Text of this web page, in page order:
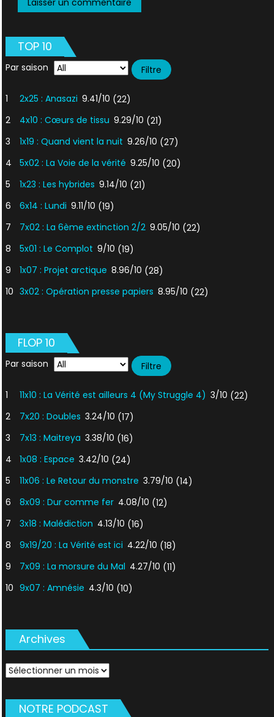
TOP 10
Par saison
1 2x25 : Anasazi 9.41/10 (22)
2
4x10 : Cœurs de tissu 9.29/10 (21)
3
1x19 : Quand vient la nuit 9.26/10 (27)
4
5x02 : La Voie de la vérité 9.25/10 (20)
5
1x23 : Les hybrides 9.14/10 (21)
6
6x14 : Lundi 9.11/10 (19)
7
7x02 : La 6ème extinction 2/2 9.05/10 (22)
8
5x01 : Le Complot 9/10 (19)
9
1x07 : Projet arctique 8.96/10 (28)
10 3x02 : Opération presse papiers 8.95/10 (22)
FLOP 10
Par saison
1 11x10 : La Vérité est ailleurs 4 (My Struggle 4) 3/10 (22)
2
7x20 : Doubles 3.24/10 (17)
3
7x13 : Maitreya 3.38/10 (16)
4
1x08 : Espace 3.42/10 (24)
5
11x06 : Le Retour du monstre 3.79/10 (14)
6
8x09 : Dur comme fer 4.08/10 (12)
7
3x18 : Malédiction 4.13/10 (16)
8
9x19/20 : La Vérité est ici 4.22/10 (18)
9
7x09 : La morsure du Mal 4.27/10 (11)
10 9x07 : Amnésie 4.3/10 (10)
Archives
Archives
NOTRE PODCAST